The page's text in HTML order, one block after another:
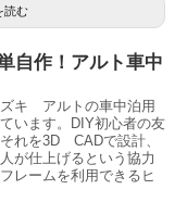
読む
自作！アルト車中
キ アルトの車中泊用
います。DIY初心者の友
れを3D CADで設計、
が仕上げるという協力
レームを利用できるヒ